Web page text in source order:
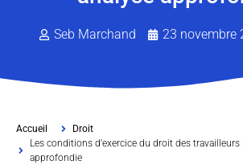
Seb Marchand 23 novembre
Accueil
Droit
Les conditions d’exercice du droit des travailleurs
approfondie